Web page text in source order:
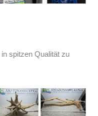
in spitzen Qualität zu